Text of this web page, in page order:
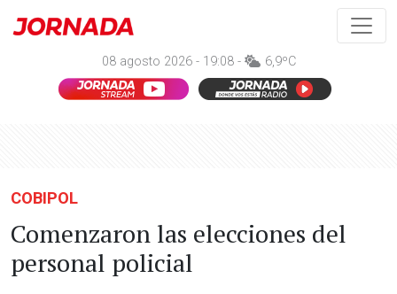
08 agosto 2026 - 19:08 - 6,9ºC
COBIPOL
Comenzaron las elecciones del
personal policial